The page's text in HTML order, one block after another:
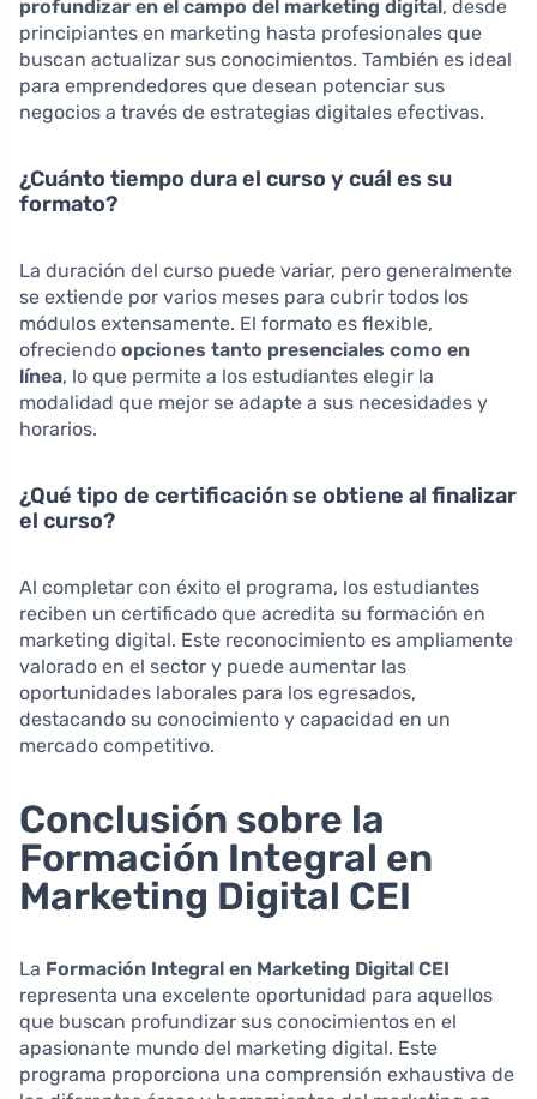
profundizar en el campo del marketing digital, desde
principiantes en marketing hasta profesionales que
buscan actualizar sus conocimientos. También es ideal
para emprendedores que desean potenciar sus
negocios a través de estrategias digitales efectivas.
¿Cuánto tiempo dura el curso y cuál es su
formato?
La duración del curso puede variar, pero generalmente
se extiende por varios meses para cubrir todos los
módulos extensamente. El formato es flexible,
ofreciendo opciones tanto presenciales como en
línea, lo que permite a los estudiantes elegir la
modalidad que mejor se adapte a sus necesidades y
horarios.
¿Qué tipo de certificación se obtiene al finalizar
el curso?
Al completar con éxito el programa, los estudiantes
reciben un certificado que acredita su formación en
marketing digital. Este reconocimiento es ampliamente
valorado en el sector y puede aumentar las
oportunidades laborales para los egresados,
destacando su conocimiento y capacidad en un
mercado competitivo.
Conclusión sobre la
Formación Integral en
Marketing Digital CEI
La Formación Integral en Marketing Digital CEI
representa una excelente oportunidad para aquellos
que buscan profundizar sus conocimientos en el
apasionante mundo del marketing digital. Este
programa proporciona una comprensión exhaustiva de